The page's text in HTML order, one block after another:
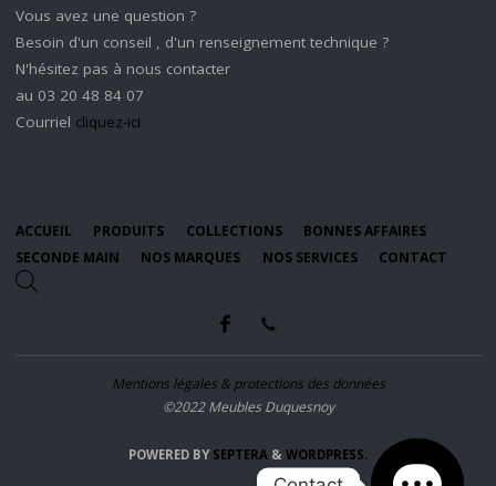
Vous avez une question ?
Besoin d'un conseil , d'un renseignement technique ?
N'hésitez pas à nous contacter
au 03 20 48 84 07
Courriel cliquez-ici
ACCUEIL PRODUITS COLLECTIONS
BONNES AFFAIRES
SECONDE MAIN
NOS MARQUES NOS SERVICES CONTACT
Mentions légales & protections des données
©2022 Meubles Duquesnoy
POWERED BYSEPTERA & WORDPRESS.